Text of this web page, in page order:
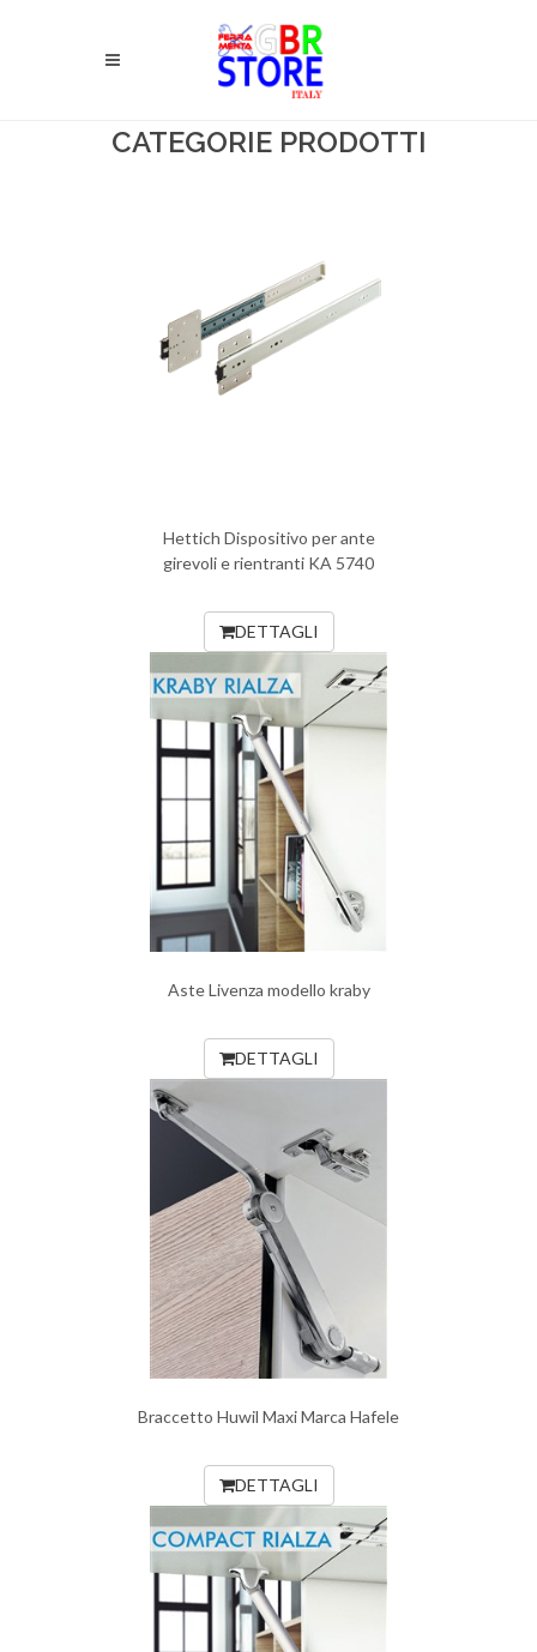
CATEGORIE PRODOTTI
Hettich Dispositivo per ante
girevoli e rientranti KA 5740
DETTAGLI
Aste Livenza modello kraby
DETTAGLI
Braccetto Huwil Maxi Marca Hafele
DETTAGLI